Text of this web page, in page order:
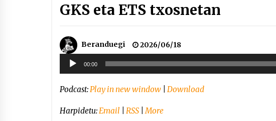
GKS eta ETS txosnetan
Beranduegi
2026/06/18
Soinu
erreproduzigailua
00:00
Podcast:Play in new window Download
Harpidetu:Email RSS |More